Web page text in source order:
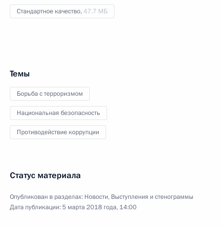
Стандартное качество,47.7 МБ
Темы
Борьба с терроризмом
Национальная безопасность
Противодействие коррупции
Статус материала
Опубликован в разделах: Новости, Выступления и стенограммы
Дата публикации:5 марта 2018 года, 14:00